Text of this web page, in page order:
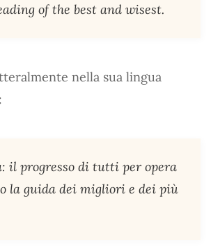
of the best and wisest.
nella sua lingua
il progresso di tutti per opera
la guida dei migliori e dei più